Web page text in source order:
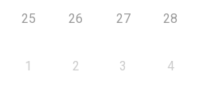
25 26 27 28
1 2 3 4